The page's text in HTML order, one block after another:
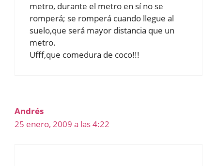
metro, durante el metro en sí no se
romperá; se romperá cuando llegue al
suelo,que será mayor distancia que un
metro.
Ufff,que comedura de coco!!!
Andrés
25 enero, 2009 a las 4:22